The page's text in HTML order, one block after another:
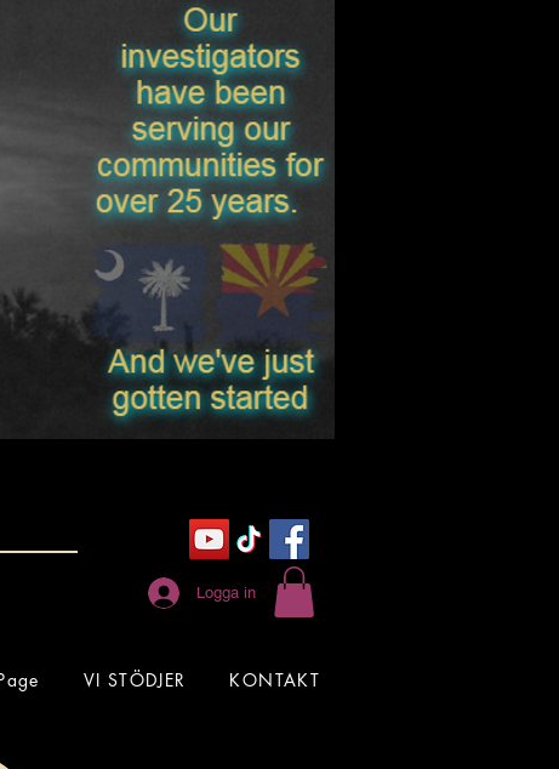
Logga in
VI STÖDJER KONTAKT